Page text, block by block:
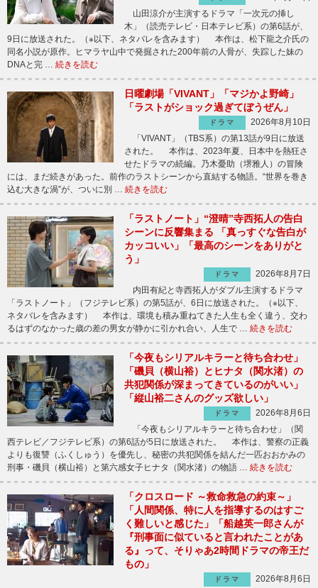
山田涼介が主演するドラマ「一次元の挿し
木」（読売テレビ・日本テレビ系）の第6話が、
9日に放送された。（※以下、ネタバレを含みます） 本作は、松下龍之介氏の
同名小説が原作。ヒマラヤ山中で発掘された200年前の人骨が、失踪した妹の
DNAと完 … 続きを読む
日曜劇場「VIVANT」「マジかよ野崎」
「ラストがショック過ぎてぼうぜん」
ドラマ
2026年8月10日
「VIVANT」（TBS系）の第13話が9日に放送
された。 本作は、2023年夏、日本中を熱狂さ
せたドラマの続編。乃木憂助（堺雅人）の冒険
には、まだ続きがあった。前作のラストシーンから直結する物語。“世界を巻き
込む大きな渦”が、ついに別 … 続きを読む
「ラストノート」“澄晴”寺西拓人の告白
シーンに反響集まる 「真っすぐな告白が
カッコいい」「最高のシーンをありがと
う」
ドラマ
2026年8月7日
内田有紀と寺西拓人がダブル主演するドラマ
「ラストノート」（フジテレビ系）の第5話が、6日に放送された。（※以下、
ネタバレを含みます） 本作は、環境も積み重ねてきた人生も全く違う、交わ
るはずのなかった歳の差の男女が静かに引かれ合い、人生で … 続きを読む
「今夜もシリアルキラーと待ち合わせ」
「磯貝（横山裕）とヒナタ（関水渚）の
共犯関係が深まってきているのがいい」
「縦山裕二さんのグッズ欲しい」
ドラマ
2026年8月6日
「今夜もシリアルキラーと待ち合わせ」（関
西テレビ／フジテレビ系）の第6話が5日に放送された。 本作は、警察の正義
よりも復讐（ふくしゅう）を優先し、秘密の共犯関係を結んだ一匹おおかみの
刑事・磯貝（横山裕）と第六感女子ヒナタ（関水渚）の物語 … 続きを読む
「クロスロード ～救命救急の約束～」
「人間関係、特に人を指導するのはすご
く難しいと感じた」「船越英一郎さんが
『刑事面に似ていると言われたことがあ
る』って、そりゃあ2時間ドラマの帝王だ
もの」
ドラマ
2026年8月6日